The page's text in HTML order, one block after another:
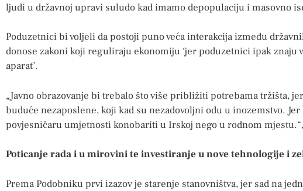
ljudi u državnoj upravi suludo kad imamo depopulaciju i masovno
Poduzetnici bi voljeli da postoji puno veća interakcija između
donose zakoni koji reguliraju ekonomiju ‘jer poduzetnici ipak znaju
aparat’.
„Javno obrazovanje bi trebalo što više približiti potrebama tržišta,
buduće nezaposlene, koji kad su nezadovoljni odu u inozemstvo.
povjesničaru umjetnosti konobariti u Irskoj nego u rodnom
Poticanje rada i u mirovini te investiranje u nove tehnologije i
Prema Podobniku prvi izazov je starenje stanovništva, jer sad na